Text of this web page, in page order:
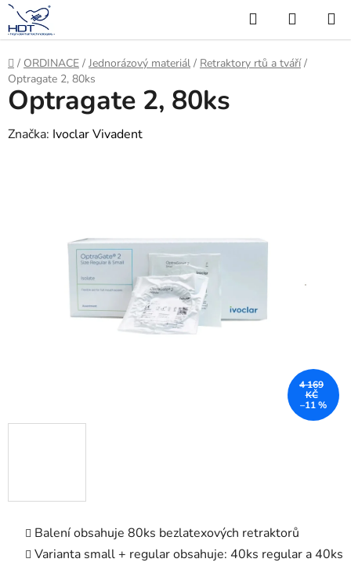
Přejít
na
obsah
Hledat
KOŠÍK
Domů
/ ORDINACE / Jednorázový materiál / Retraktory rtů a tváří /
Optragate 2, 80ks
Balení obsahuje 80ks bezlatexových retraktorů
Varianta small + regular obsahuje: 40ks regular a 40ks
Optragate 2, 80ks
Značka: Ivoclar Vivadent
4 169
KČ
–11 %